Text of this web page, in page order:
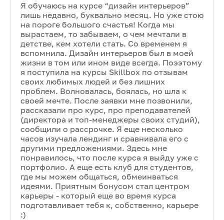
Я обучаюсь на курсе “дизайн интерьеров”
лишь недавно, буквально месяц. Но уже стою
на пороге большого счастья! Когда мы
вырастаем, то забываем, о чем мечтали в
детстве, кем хотели стать. Со временем я
вспомнила. Дизайн интерьеров был в моей
жизни в том или ином виде всегда. Поээтому
я поступила на курсы Skillbox по отзывам
своих любимых людей и без лишних
проблем. Волновалась, боялась, но шла к
своей мечте. После заявки мне позвонили,
рассказали про курс, про преподавателей
(директора и топ-менеджеры своих студий),
сообщили о рассрочке. Я еще несколько
часов изучала лендинг и сравнивала его с
другими предложениями. Здесь мне
понравилось, что после курса я выйду уже с
портфолио. А еще есть клуб для студентов,
где мы можем общаться, обмеинваться
идеями. Приятным бонусом стал центром
карьеры - который еще во время курса
подготавливает тебя к, собственно, карьере
:)